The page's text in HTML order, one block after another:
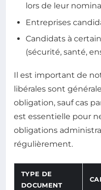
lors de leur
Entreprises
Candidats à
(sécurité, santé,
Il est important de
libérales sont
obligation, sauf cas
est essentielle pour
obligations
régulièrement.
TYPE DE
DOCUMENT